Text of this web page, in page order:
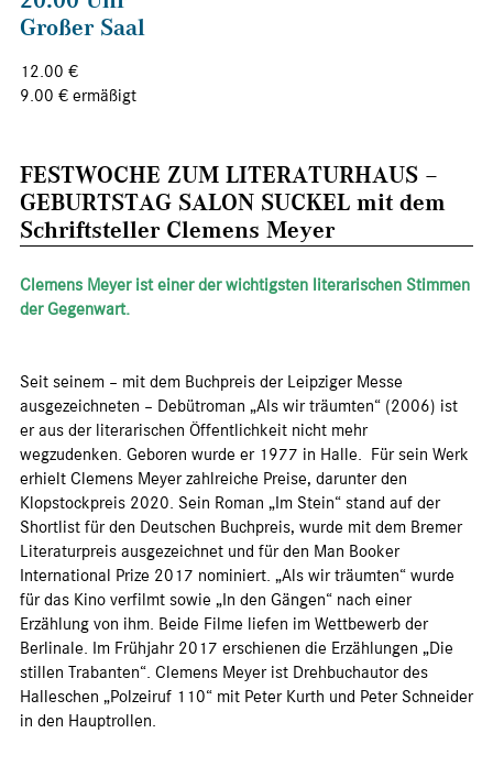
Großer Saal
12.00 €
9.00 € ermäßigt
FESTWOCHE ZUM LITERATURHAUS –
GEBURTSTAG SALON SUCKEL mit dem
Schriftsteller Clemens Meyer
Clemens Meyer ist einer der wichtigsten literarischen Stimmen
der Gegenwart.
Seit seinem – mit dem Buchpreis der Leipziger Messe
ausgezeichneten – Debütroman „Als wir träumten“ (2006) ist
er aus der literarischen Öffentlichkeit nicht mehr
wegzudenken. Geboren wurde er 1977 in Halle. Für sein Werk
erhielt Clemens Meyer zahlreiche Preise, darunter den
Klopstockpreis 2020. Sein Roman „Im Stein“ stand auf der
Shortlist für den Deutschen Buchpreis, wurde mit dem Bremer
Literaturpreis ausgezeichnet und für den Man Booker
International Prize 2017 nominiert. „Als wir träumten“ wurde
für das Kino verfilmt sowie „In den Gängen“ nach einer
Erzählung von ihm. Beide Filme liefen im Wettbewerb der
Berlinale. Im Frühjahr 2017 erschienen die Erzählungen „Die
stillen Trabanten“. Clemens Meyer ist Drehbuchautor des
Halleschen „Polzeiruf 110“ mit Peter Kurth und Peter Schneider
in den Hauptrollen.